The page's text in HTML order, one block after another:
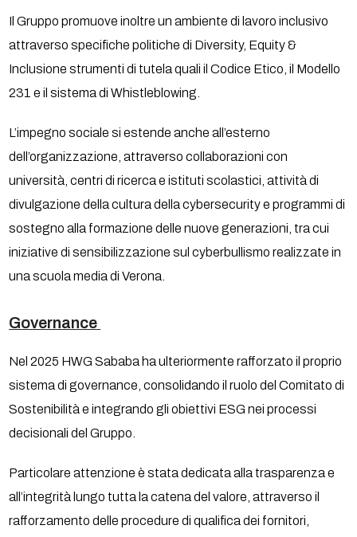
Il Gruppo promuove inoltre un ambiente di lavoro inclusivo
attraverso specifiche politiche di Diversity, Equity &
Inclusione strumenti di tutela quali il Codice Etico, il Modello
231 e il sistema di Whistleblowing.
L’impegno sociale si estende anche all’esterno
dell’organizzazione, attraverso collaborazioni con
università, centri di ricerca e istituti scolastici, attività di
divulgazione della cultura della cybersecurity e programmi di
sostegno alla formazione delle nuove generazioni, tra cui
iniziative di sensibilizzazione sul cyberbullismo realizzate in
una scuola media di Verona.
Governance
Nel 2025 HWG Sababa ha ulteriormente rafforzato il proprio
sistema di governance, consolidando il ruolo del Comitato di
Sostenibilità e integrando gli obiettivi ESG nei processi
decisionali del Gruppo.
Particolare attenzione è stata dedicata alla trasparenza e
all’integrità lungo tutta la catena del valore, attraverso il
rafforzamento delle procedure di qualifica dei fornitori,